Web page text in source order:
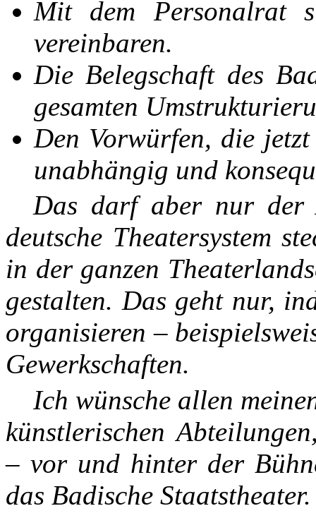
Mit dem Personalrat
vereinbaren.
Die Belegschaft des
gesamten
Den Vorwürfen, die
unabhängig und
Das darf aber nur der
deutsche Theatersystem
in der ganzen
gestalten. Das geht nur,
organisieren –
Gewerkschaften.
Ich wünsche allen
künstlerischen
– vor und hinter der
das Badische Staatstheater.